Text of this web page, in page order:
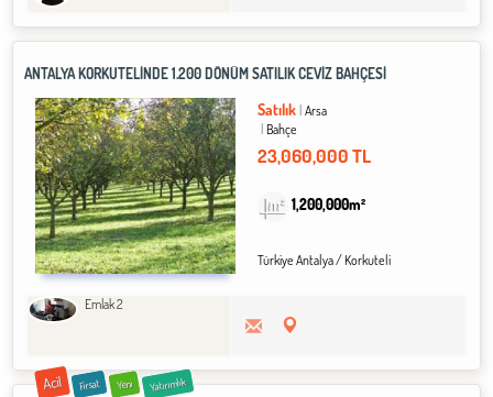
ANTALYA KORKUTELİNDE 1.200 DÖNÜM SATILIK CEVİZ BAHÇESİ
Satılık Arsa
Bahçe
23,060,000 TL
1,200,000m²
Türkiye Antalya / Korkuteli
Emlak 2
Acil Fırsat Yeni Yatırımlık